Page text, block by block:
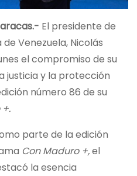
El presidente de
Venezuela, Nicolás
el compromiso de su
justicia y la protección
número 86 de su
parte de la edición
Con Maduro +,el
la esencia